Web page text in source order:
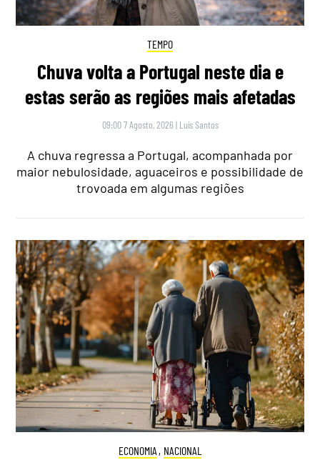
TEMPO
Chuva volta a Portugal neste dia e
estas serão as regiões mais afetadas
09:00 7 Agosto, 2026 | Luís Santos
A chuva regressa a Portugal, acompanhada por
maior nebulosidade, aguaceiros e possibilidade de
trovoada em algumas regiões
ECONOMIA , NACIONAL